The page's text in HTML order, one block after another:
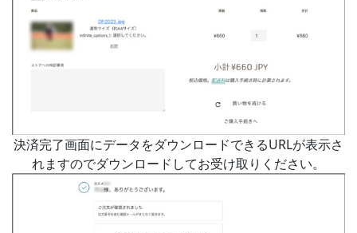
決済完了画面にデータをダウンロードできるURLが表示さ
れますのでダウンロードしてお受け取りください。